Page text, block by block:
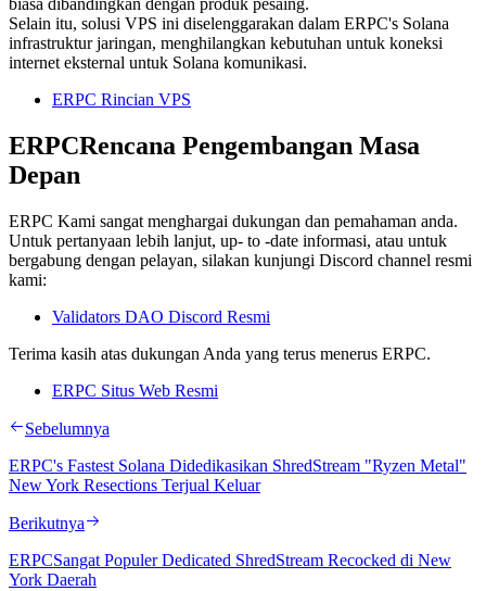
biasa dibandingkan dengan produk pesaing.
Selain itu, solusi VPS ini diselenggarakan dalam ERPC's Solana
infrastruktur jaringan, menghilangkan kebutuhan untuk koneksi
internet eksternal untuk Solana komunikasi.
ERPC Rincian VPS
ERPCRencana Pengembangan Masa
Depan
ERPC Kami sangat menghargai dukungan dan pemahaman anda.
Untuk pertanyaan lebih lanjut, up- to -date informasi, atau untuk
bergabung dengan pelayan, silakan kunjungi Discord channel resmi
kami:
Validators DAO Discord Resmi
Terima kasih atas dukungan Anda yang terus menerus ERPC.
ERPC Situs Web Resmi
Sebelumnya
ERPC's Fastest Solana Didedikasikan ShredStream "Ryzen Metal"
New York Resections Terjual Keluar
Berikutnya
ERPCSangat Populer Dedicated ShredStream Recocked di New
York Daerah